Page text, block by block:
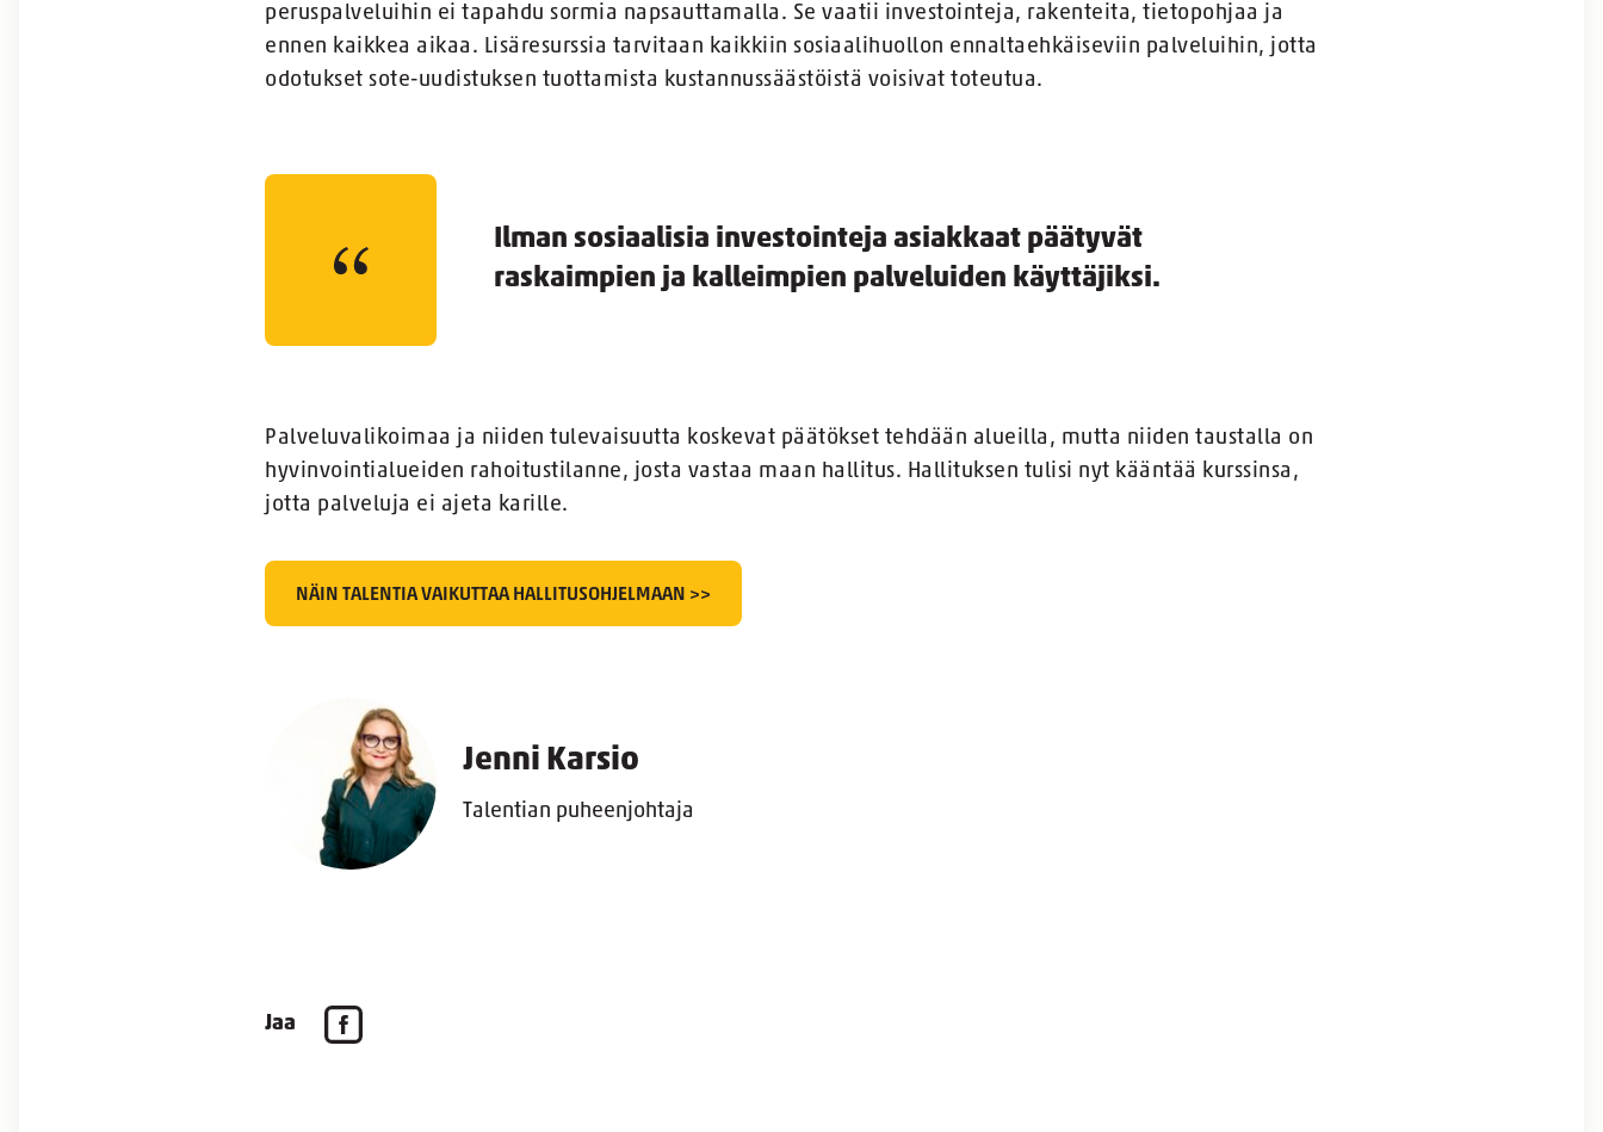
peruspalveluihin ei tapahdu sormia napsauttamalla. Se vaatii investointeja, rakenteita, tietopohjaa ja
ennen kaikkea aikaa. Lisäresurssia tarvitaan kaikkiin sosiaalihuollon ennaltaehkäiseviin palveluihin, jotta
odotukset sote-uudistuksen tuottamista kustannussäästöistä voisivat toteutua.
Ilman sosiaalisia investointeja asiakkaat päätyvät
raskaimpien ja kalleimpien palveluiden käyttäjiksi.
Palveluvalikoimaa ja niiden tulevaisuutta koskevat päätökset tehdään alueilla, mutta niiden taustalla on
hyvinvointialueiden rahoitustilanne, josta vastaa maan hallitus. Hallituksen tulisi nyt kääntää kurssinsa,
jotta palveluja ei ajeta karille.
NÄIN TALENTIA VAIKUTTAA HALLITUSOHJELMAAN >>
Jenni Karsio
Talentian puheenjohtaja
Jaa